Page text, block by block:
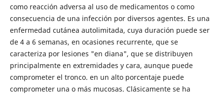
como reacción adversa al uso de medicamentos o como
consecuencia de una infección por diversos agentes. Es una
enfermedad cutánea autolimitada, cuya duración puede ser
de 4 a 6 semanas, en ocasiones recurrente, que se
caracteriza por lesiones "en diana", que se distribuyen
principalmente en extremidades y cara, aunque puede
comprometer el tronco. en un alto porcentaje puede
comprometer una o más mucosas. Clásicamente se ha